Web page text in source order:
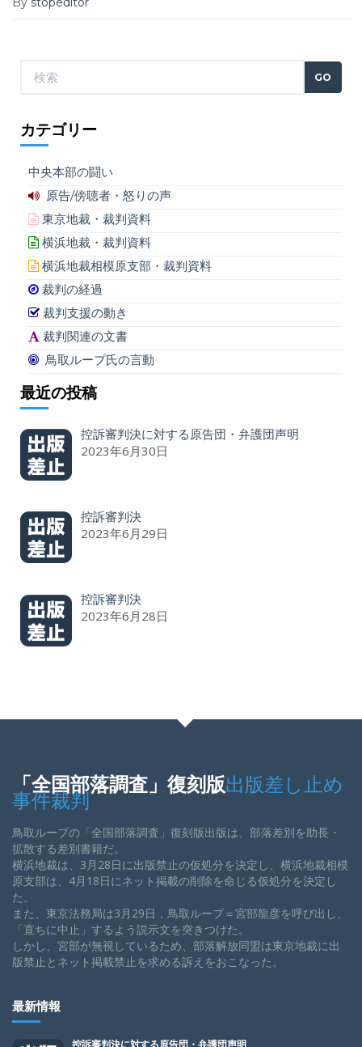
カテゴリー
中央本部の闘い
原告/傍聴者・怒りの声
東京地裁・裁判資料
横浜地裁・裁判資料
横浜地裁相模原支部・裁判資料
裁判の経過
裁判支援の動き
裁判関連の文書
鳥取ループ氏の言動
最近の投稿
控訴審判決に対する原告団・弁護団声明
2023年6月30日
控訴審判決
2023年6月29日
控訴審判決
2023年6月28日
「全国部落調査」復刻版出版差し止め
事件裁判
鳥取ループの「全国部落調査」復刻版出版は、部落差別を助長・
拡散する差別書籍だ。
横浜地裁は、3月28日に出版禁止の仮処分を決定し、横浜地裁相模
原支部は、4月18日にネット掲載の削除を命じる仮処分を決定し
た。
また、東京法務局は3月29日，鳥取ループ＝宮部龍彦を呼び出し、
「直ちに中止」するよう説示文を突きつけた。
しかし、宮部が無視しているため、部落解放同盟は東京地裁に出
版禁止とネット掲載禁止を求める訴えをおこなった。
最新情報
控訴審判決に対する原告団・弁護団声明